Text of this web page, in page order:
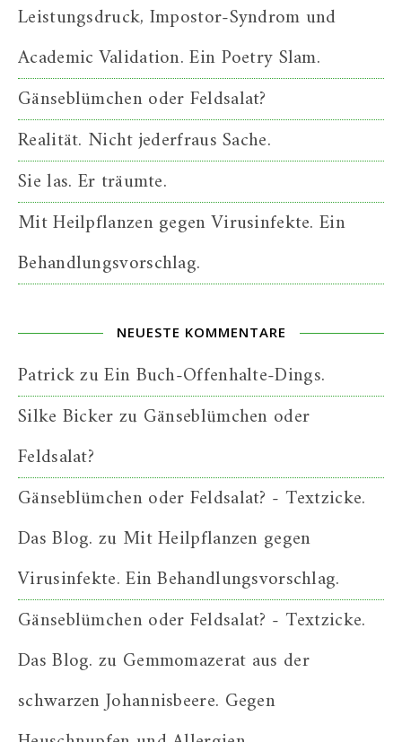
Leistungsdruck, Impostor-Syndrom und
Academic Validation. Ein Poetry Slam.
Gänseblümchen oder Feldsalat?
Realität. Nicht jederfraus Sache.
Sie las. Er träumte.
Mit Heilpflanzen gegen Virusinfekte. Ein
Behandlungsvorschlag.
NEUESTE KOMMENTARE
PatrickzuEin Buch-Offenhalte-Dings.
Silke Bickerzu Gänseblümchen oder
Feldsalat?
Gänseblümchen oder Feldsalat? - Textzicke.
Das Blog. zu Mit Heilpflanzen gegen
Virusinfekte. Ein Behandlungsvorschlag.
Gänseblümchen oder Feldsalat? - Textzicke.
Das Blog. zu Gemmomazerat aus der
schwarzen Johannisbeere. Gegen